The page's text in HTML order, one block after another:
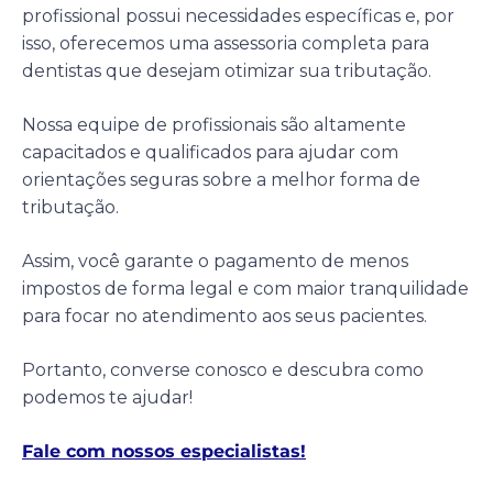
profissional possui necessidades específicas e, por
isso, oferecemos uma assessoria completa para
dentistas que desejam otimizar sua tributação.
Nossa equipe de profissionais são altamente
capacitados e qualificados para ajudar com
orientações seguras sobre a melhor forma de
tributação.
Assim, você garante o pagamento de menos
impostos de forma legal e com maior tranquilidade
para focar no atendimento aos seus pacientes.
Portanto, converse conosco e descubra como
podemos te ajudar!
Fale com nossos especialistas!